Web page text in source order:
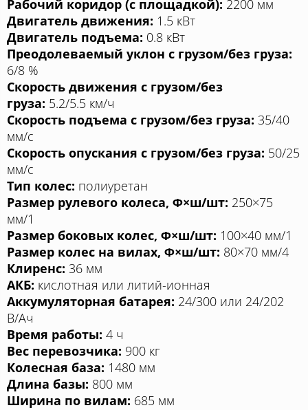
Рабочий коридор (с площадкой): 2200 мм
Двигатель движения: 1.5 кВт
Двигатель подъема: 0.8 кВт
Преодолеваемый уклон с грузом/без груза:
6/8 %
Скорость движения с грузом/без
груза: 5.2/5.5 км/ч
Скорость подъема с грузом/без груза: 35/40
мм/с
Скорость опускания с грузом/без груза: 50/25
мм/с
Тип колес: полиуретан
Размер рулевого колеса, Φ×ш/шт: 250×75
мм/1
Размер боковых колес, Φ×ш/шт: 100×40 мм/1
Размер колес на вилах, Φ×ш/шт: 80×70 мм/4
Клиренс: 36 мм
АКБ: кислотная или литий-ионная
Аккумуляторная батарея: 24/300 или 24/202
В/Aч
Время работы: 4 ч
Вес перевозчика: 900 кг
Колесная база: 1480 мм
Длина базы: 800 мм
Ширина по вилам: 685 мм